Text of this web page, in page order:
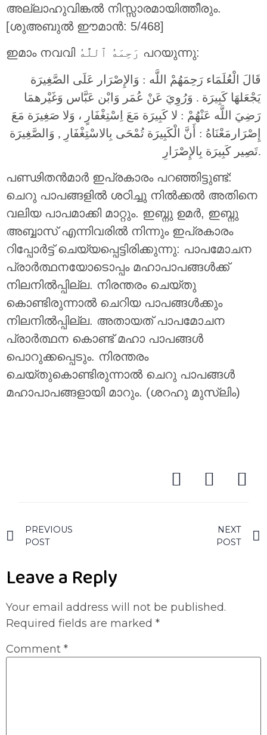
അല്ലാഹുവിങ്കൽ നിസ്സാരമായിത്തീരും.
[ശുഅബുൽ ഈമാൻ: 5/468]
ഇമാം നവവി رَحِمَهُ ٱللَّٰهُ പറയുന്നു:
قَالَ الْعُلَمَاء رَحِمَهُمْ اللَّه : وَالإِصْرَار عَلَى الصَّغِيرَة
يَجْعَلهَا كَبِيرَة . وَرُوِيَ عَنْ عُمَر وَابْن عَبَّاس وَغَيْرهمَا
رَضِيَ اللَّه عَنْهُمْ : لا كَبِيرَة مَعَ اِسْتِغْفَارٍ ، وَلا صَغِيرَة مَعَ
إِصْرَارمَعْنَاهُ : أَنَّ الْكَبِيرَة تُمْحَى بِالاسْتِغْفَارِ , وَالصَّغِيرَة
تَصِير كَبِيرَة بِالإِصْرَارِ.
പണ്ഢിതൻമാർ ഇപ്രകാരം പറഞ്ഞിട്ടുണ്ട്:
ചെറു പാപങ്ങളിൽ ശഠിച്ചു നിൽക്കൽ അതിനെ
വലിയ പാപമാക്കി മാറ്റും. ഇബ്നു ഉമർ, ഇബ്നു
അബ്ബാസ് എന്നിവരിൽ നിന്നും ഇപ്രകാരം
റിപ്പോർട്ട് ചെയ്യപ്പെട്ടിരിക്കുന്നു: പാപമോചന
പ്രാർത്ഥനയോടൊപ്പം മഹാപാപങ്ങൾക്ക്
നിലനിൽപ്പില്ല. നിരന്തരം ചെയ്തു
കൊണ്ടിരുന്നാൽ ചെറിയ പാപങ്ങൾക്കും
നിലനിൽപ്പില്ല. അതായത് പാപമോചന
പ്രാർത്ഥന കൊണ്ട് മഹാ പാപങ്ങൾ
പൊറുക്കപ്പെടും. നിരന്തരം
ചെയ്തുകൊണ്ടിരുന്നാൽ ചെറു പാപങ്ങൾ
മഹാപാപങ്ങളായി മാറും. (ശറഹു മുസ്ലിം)
PREVIOUS
POST
NEXT
POST
Leave a Reply
Your email address will not be published.
Required fields are marked *
Comment *